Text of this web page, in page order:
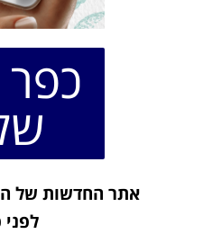
אתר החדשות של
לפני